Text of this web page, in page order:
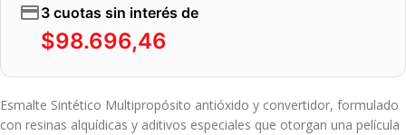
3 cuotas sin interés de
$98.696,46
Esmalte Sintético Multipropósito antióxido y convertidor, formulado
con resinas alquídicas y aditivos especiales que otorgan una película